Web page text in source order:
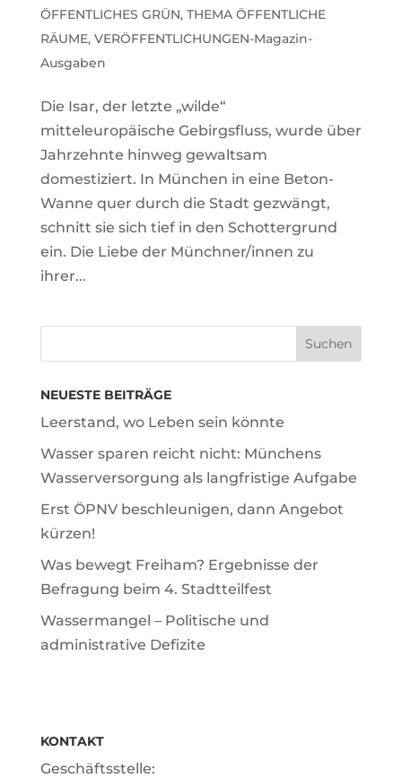
ÖFFENTLICHES GRÜN, THEMA ÖFFENTLICHE
RÄUME, VERÖFFENTLICHUNGEN-Magazin-
Ausgaben
Die Isar, der letzte „wilde“
mitteleuropäische Gebirgsfluss, wurde über
Jahrzehnte hinweg gewaltsam
domestiziert. In München in eine Beton-
Wanne quer durch die Stadt gezwängt,
schnitt sie sich tief in den Schottergrund
ein. Die Liebe der Münchner/innen zu
ihrer...
NEUESTE BEITRÄGE
Leerstand, wo Leben sein könnte
Wasser sparen reicht nicht: Münchens
Wasserversorgung als langfristige Aufgabe
Erst ÖPNV beschleunigen, dann Angebot
kürzen!
Was bewegt Freiham? Ergebnisse der
Befragung beim 4. Stadtteilfest
Wassermangel – Politische und
administrative Defizite
KONTAKT
Geschäftsstelle: